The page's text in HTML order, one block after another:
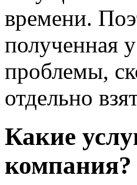
времени.
полученная
проблемы,
отдельно
Какие
компания?